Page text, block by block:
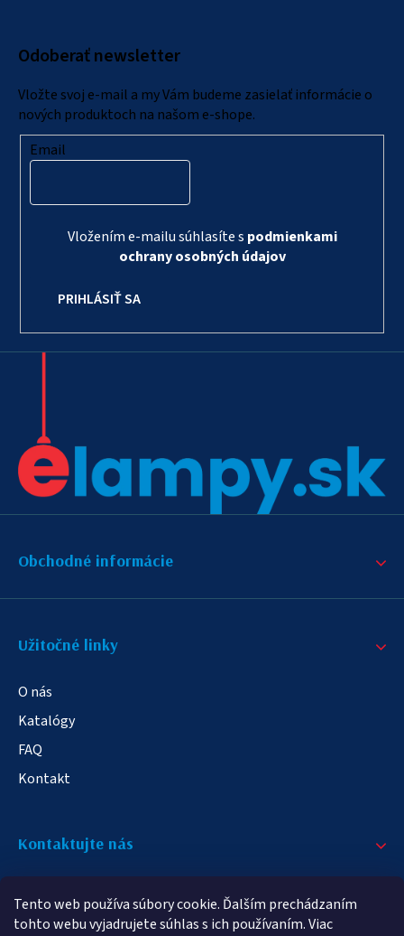
Tento web používa súbory cookie. Ďalším prechádzaním
tohto webu vyjadrujete súhlas s ich používaním. Viac
Odoberať newsletter
Vložte svoj e-mail a my Vám budeme zasielať informácie o
nových produktoch na našom e-shope.
Email
Vložením e-mailu súhlasíte s podmienkami
ochrany osobných údajov
PRIHLÁSIŤ SA
Obchodné informácie
Užitočné linky
O nás
Katalógy
FAQ
Kontakt
Kontaktujte nás
info@elampa.sk